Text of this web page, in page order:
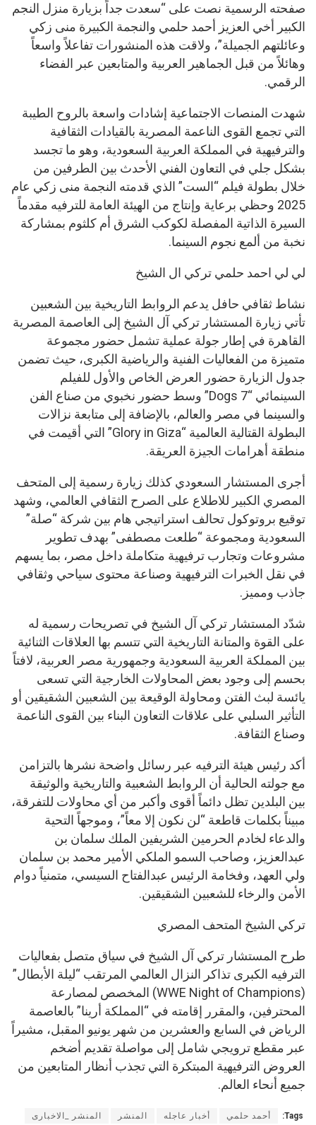
صفحته الرسمية نصت على “سعدت جداً بزيارة منزل النجم
الكبير أخي العزيز أحمد حلمي والنجمة الكبيرة منى زكي
وعائلتهم الجميلة”، ولاقت هذه المنشورات تفاعلاً واسعاً
وهائلاً من قبل الجماهير العربية والمتابعين عبر الفضاء
الرقمي.
شهدت المنصات الاجتماعية إشادات واسعة بالروح الطيبة
التي تجمع القوى الناعمة المصرية بالقيادات الثقافية
والترفيهية في المملكة العربية السعودية، وهو ما تجسد
بشكل جلي في التعاون الفني الأحدث بين الطرفين من
خلال بطولة فيلم “الست” الذي قدمته النجمة منى زكي عام
2025 وحظي برعاية وإنتاج من الهيئة العامة للترفيه مقدماً
السيرة الذاتية المفصلة لكوكب الشرق أم كلثوم بمشاركة
نخبة من ألمع نجوم السينما.
لي لي احمد حلمي تركي ال الشيخ
نشاط ثقافي حافل يدعم الروابط التاريخية بين الشعبين
تأتي زيارة المستشار تركي آل الشيخ إلى العاصمة المصرية
القاهرة في إطار جولة عملية تشمل حضور مجموعة
متميزة من الفعاليات الفنية والرياضية الكبرى، حيث تضمن
جدول الزيارة حضور العرض الخاص والأول للفيلم
السينمائي “7 Dogs” وسط حضور نخبوي من صناع الفن
والسينما في مصر والعالم، بالإضافة إلى متابعة نزالات
البطولة القتالية العالمية “Glory in Giza” التي أقيمت في
منطقة أهرامات الجيزة العريقة.
أجرى المستشار السعودي كذلك زيارة رسمية إلى المتحف
المصري الكبير للاطلاع على الصرح الثقافي العالمي، وشهد
توقيع بروتوكول تحالف استراتيجي هام بين شركة “صلة”
السعودية ومجموعة “طلعت مصطفى” بهدف تطوير
مشروعات وتجارب ترفيهية متكاملة داخل مصر، بما يسهم
في نقل الخبرات الترفيهية وصناعة محتوى سياحي وثقافي
جاذب ومميز.
شدّد المستشار تركي آل الشيخ في تصريحات رسمية له
على القوة والمتانة التاريخية التي تتسم بها العلاقات الثنائية
بين المملكة العربية السعودية وجمهورية مصر العربية، لافتاً
بحسم إلى وجود بعض المحاولات الخارجية التي تسعى
يائسة لبث الفتن ومحاولة الوقيعة بين الشعبين الشقيقين أو
التأثير السلبي على علاقات التعاون البناء بين القوى الناعمة
وصناع الثقافة.
أكد رئيس هيئة الترفيه عبر رسائل واضحة نشرها بالتزامن
مع جولته الحالية أن الروابط الشعبية والتاريخية والوثيقة
بين البلدين تظل دائماً أقوى وأكبر من أي محاولات للتفرقة،
مبيناً بكلمات قاطعة “لن نكون إلا معاً”، وموجهاً التحية
والدعاء لخادم الحرمين الشريفين الملك سلمان بن
عبدالعزيز، وصاحب السمو الملكي الأمير محمد بن سلمان
ولي العهد، وفخامة الرئيس عبدالفتاح السيسي، متمنياً دوام
الأمن والرخاء للشعبين الشقيقين.
تركي الشيخ المتحف المصري
طرح المستشار تركي آل الشيخ في سياق متصل بفعاليات
الترفيه الكبرى تذاكر النزال العالمي المرتقب “ليلة الأبطال”
(WWE Night of Champions) المخصص لمصارعة
المحترفين، والمقرر إقامته في “المملكة أرينا” بالعاصمة
الرياض في السابع والعشرين من شهر يونيو المقبل، مشيراً
عبر مقطع ترويجي شامل إلى مواصلة تقديم أضخم
العروض الترفيهية المبتكرة التي تجذب أنظار المتابعين من
جميع أنحاء العالم.
Tags: أحمد حلمي أخبار عاجله المنشر المنشر _الاخبارى